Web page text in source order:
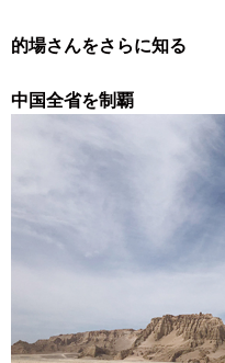
的場さんをさらに知る
中国全省を制覇